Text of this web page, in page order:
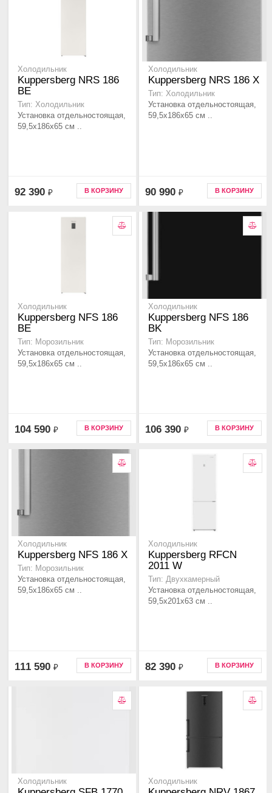
Холодильник
Kuppersberg NRS 186
BE
Тип: Холодильник
Установка отдельностоящая,
59,5x186x65 см ..
92 390 ₽ В КОРЗИНУ
Холодильник
Kuppersberg NRS 186 X
Тип: Холодильник
Установка отдельностоящая,
59,5x186x65 см ..
90 990 ₽ В КОРЗИНУ
Холодильник
Kuppersberg NFS 186
BE
Тип: Морозильник
Установка отдельностоящая,
59,5x186x65 см ..
104 590 ₽ В КОРЗИНУ
Холодильник
Kuppersberg NFS 186
BK
Тип: Морозильник
Установка отдельностоящая,
59,5x186x65 см ..
106 390 ₽ В КОРЗИНУ
Холодильник
Kuppersberg NFS 186 X
Тип: Морозильник
Установка отдельностоящая,
59,5x186x65 см ..
111 590 ₽ В КОРЗИНУ
Холодильник
Kuppersberg RFCN
2011 W
Тип: Двухкамерный
Установка отдельностоящая,
59,5x201x63 см ..
82 390 ₽ В КОРЗИНУ
Холодильник Холодильник